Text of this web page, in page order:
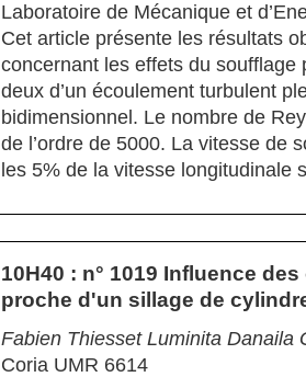
Laboratoire de Mécanique et
Cet article présente les résultats
concernant les effets du soufflage
deux d’un écoulement turbulent
bidimensionnel. Le nombre de
de l’ordre de 5000. La vitesse de
les 5% de la vitesse longitudinale
10H40 : n° 1019 Influence
proche d'un sillage de
Fabien Thiesset Luminita Danaila
Coria UMR 6614